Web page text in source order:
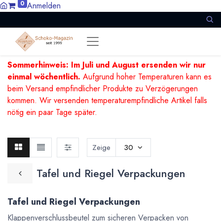
0 Anmelden
Sommerhinweis: Im Juli und August ersenden wir nur
einmal wöchentlich. Aufgrund hoher Temperaturen kann es
beim Versand empfindlicher Produkte zu Verzögerungen
kommen. Wir versenden temperaturempfindliche Artikel falls
nötig ein paar Tage später.
Tafel und Riegel Verpackungen
Zeige 30
Tafel und Riegel Verpackungen
Klappenverschlussbeutel zum sicheren Verpacken von